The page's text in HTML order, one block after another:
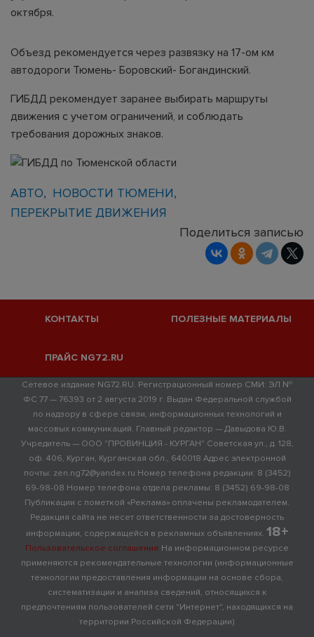
октября.
Объезд рекомендуется через развязку на 17-ом км
автодороги Тюмень- Боровский- Богандинский.
ГИБДД рекомендует заранее выбирать маршруты
движения с учетом ограничений, и соблюдать
требования дорожных знаков.
АВТО
НОВОСТИ ТЮМЕНИ
ПЕРЕКРЫТИЕ ДВИЖЕНИЯ
Поделиться записью
КОНТАКТЫ ПОЛЕЗНЫЕ МАТЕРИАЛЫ
ПРАЙС NG72.RU
Сетевое издание NG72.RU. Регистрационный номер СМИ: ЭЛ №
ФС 77 — 76393 от 2 августа 2019 г. Выдан Федеральной службой
по надзору в сфере связи, информационных технологий и
массовых коммуникаций. Главный редактор — Давыдова Ю.В.
Учредитель — ООО "ПРОВИНЦИЯ - КУРГАН" Советская ул., д. 128,
оф. 406, Курган, Курганская обл., 640018 Адрес электронной
почты: zen.ng72@yandex.ru Номер телефона редакции: 8 (3452)
69-98-08 Номер телефона отдела рекламы: 8 (3452) 69-98-08
Публикации с пометкой «Реклама» оплачены рекламодателем.
Редакция сайта не несет ответственности за достоверность
информации, содержащейся в рекламных объявлениях. 18+
Пользовательское соглашение На информационном ресурсе
применяются рекомендательные технологии (информационные
технологии предоставления информации на основе сбора,
систематизации и анализа сведений, относящихся к
предпочтениям пользователей сети "Интернет", находящихся на
территории Российской Федерации)